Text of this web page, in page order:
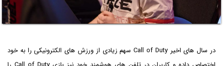
در سال های اخیر Call of Duty سهم زیادی از ورزش های الکترونیکی را به خود